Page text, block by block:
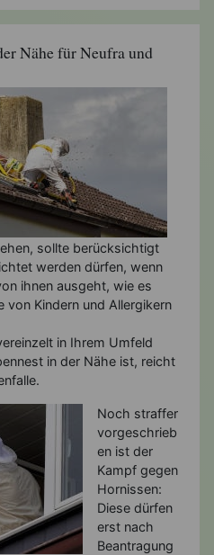
Nähe für Neufra und
sollte berücksichtigt
werden dürfen, wenn
ihnen ausgeht, wie es
von Kindern und Allergikern
in Ihrem Umfeld
in der Nähe ist, reicht
Noch straffer
vorgeschrieb
en ist der
Kampf gegen
Hornissen:
Diese dürfen
erst nach
Beantragung